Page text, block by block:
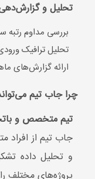
و تحلیل داده
پروژه‌های مختلف را
استراتژی
خدمات جاب تیم
و هدف‌های خاص
ابزارهای پیشرفته
و بهبود وضعیت